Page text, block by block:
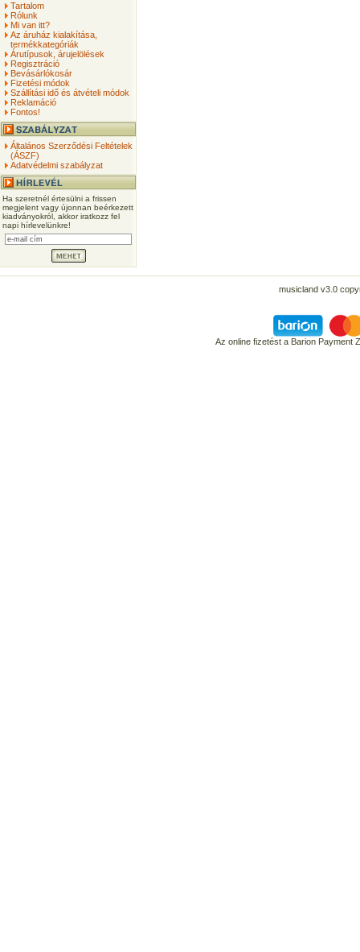
Tartalom
Rólunk
Mi van itt?
Az áruház kialakítása,
termékkategóriák
Árutípusok, árujelölések
Regisztráció
Bevásárlókosár
Fizetési módok
Szállítási idő és átvételi módok
Reklamáció
Fontos!
Általános Szerződési Feltételek
(ÁSZF)
Adatvédelmi szabályzat
Ha szeretnél értesülni a frissen
megjelent vagy újonnan beérkezett
kiadványokról, akkor iratkozz fel
napi hírlevelünkre!
musicland v3.0
Az online fizetést a Barion Payment